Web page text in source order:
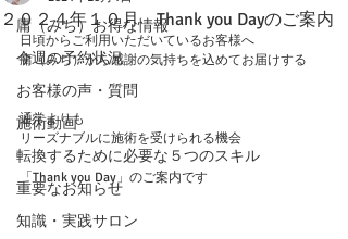
庸（みち）お得な情報
今週の予約状況
お客様の声・質問
施術動画
転換するために必要な５つのスキル
重要なお知らせ
知識・実践サロン
２０２４年１０月 Thank you Dayのご案内
日頃からご利用いただいているお客様へ
庸（みち）から感謝の気持ちを込めてお届けする
通常よりも
リーズナブルに施術を受けられる機会
「Thank you Day」のご案内です